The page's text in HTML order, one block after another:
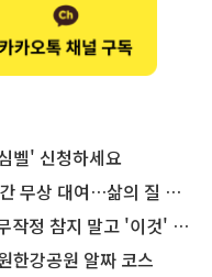
벨' 신청하세요
대여…삶의 질 높인다
지 말고 '이것' 해보세요!
한강공원 알짜 코스